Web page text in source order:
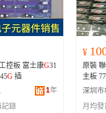
控板 富士康G31
G 插
司
1年
記錄
¥
原裝
主板
月均發